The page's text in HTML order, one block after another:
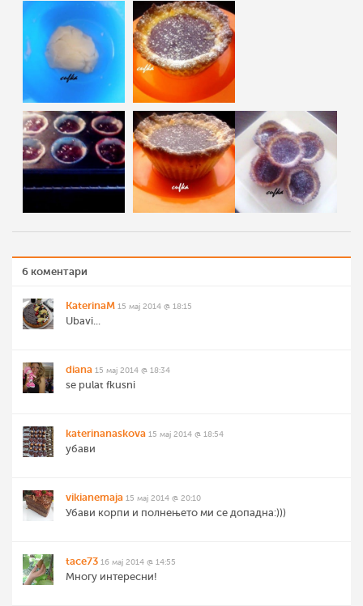
6 коментари
KaterinaM 15 мај 2014 @ 18:15
Ubavi...
diana 15 мај 2014 @ 18:34
se pulat fkusni
katerinanaskova 15 мај 2014 @ 18:54
убави
vikianemaja 15 мај 2014 @ 20:10
Убави корпи и полнењето ми се допадна:)))
tace73 16 мај 2014 @ 14:55
Многу интересни!